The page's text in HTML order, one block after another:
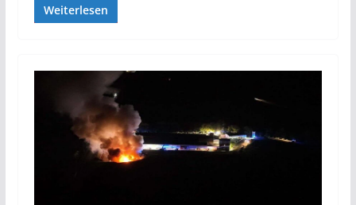
Weiterlesen